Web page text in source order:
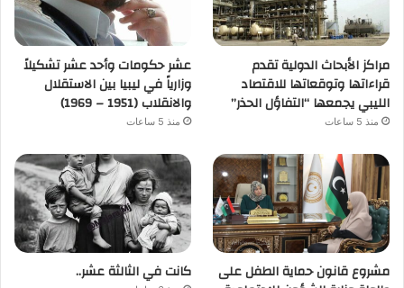
مراكز الأبحاث الدولية تقدم
قراءاتها وتوقعاتها للاقتصاد
الليبي يجمعها “التفاؤل الحذر”
منذ 5 ساعات
عشر حكومات وأحد عشر تشكيلاً
وزارياً في ليبيا بين الاستقلال
والانقلاب (1951 – 1969)
منذ 5 ساعات
مشروع قانون حماية الطفل على
كانت في الثالثة عشر..